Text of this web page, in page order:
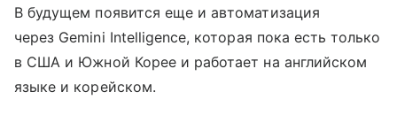
В будущем появится еще и автоматизация
через Gemini Intelligence, которая пока есть только
в США и Южной Корее и работает на английском
языке и корейском.